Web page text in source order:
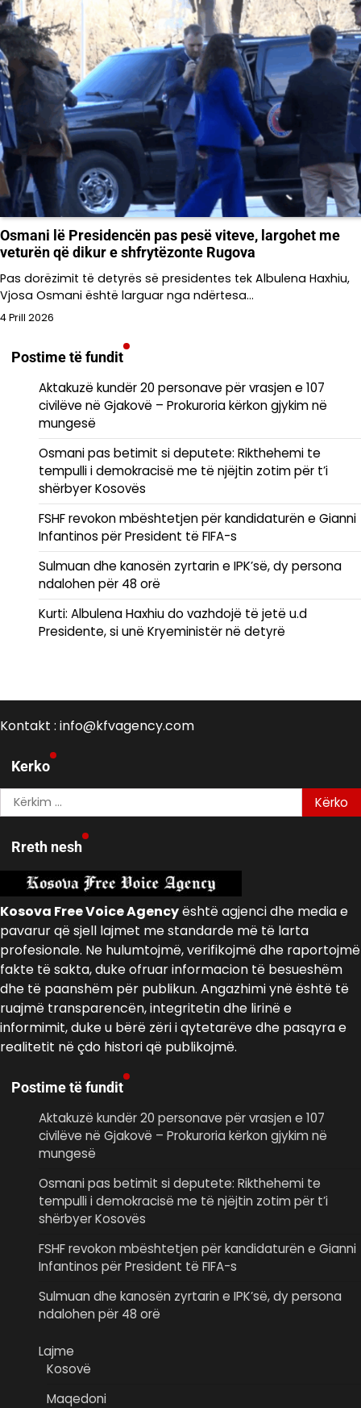
Osmani lë Presidencën pas pesë viteve, largohet me
veturën që dikur e shfrytëzonte Rugova
Pas dorëzimit të detyrës së presidentes tek Albulena Haxhiu,
Vjosa Osmani është larguar nga ndërtesa…
4 Prill 2026
Postime të fundit
Aktakuzë kundër 20 personave për vrasjen e 107
civilëve në Gjakovë – Prokuroria kërkon gjykim në
mungesë
Osmani pas betimit si deputete: Rikthehemi te
tempulli i demokracisë me të njëjtin zotim për t’i
shërbyer Kosovës
FSHF revokon mbështetjen për kandidaturën e Gianni
Infantinos për President të FIFA-s
Sulmuan dhe kanosën zyrtarin e IPK’së, dy persona
ndalohen për 48 orë
Kurti: Albulena Haxhiu do vazhdojë të jetë u.d
Presidente, si unë Kryeministër në detyrë
Kontakt : info@kfvagency.com
Kerko
Kërko
për:
Rreth nesh
Kosova Free Voice Agencyështë agjenci dhe media e
pavarur që sjell lajmet me standarde më të larta
profesionale. Ne hulumtojmë, verifikojmë dhe raportojmë
fakte të sakta, duke ofruar informacion të besueshëm
dhe të paanshëm për publikun. Angazhimi ynë është të
ruajmë transparencën, integritetin dhe lirinë e
informimit, duke u bërë zëri i qytetarëve dhe pasqyra e
realitetit në çdo histori që publikojmë.
Postime të fundit
Aktakuzë kundër 20 personave për vrasjen e 107
civilëve në Gjakovë – Prokuroria kërkon gjykim në
mungesë
Osmani pas betimit si deputete: Rikthehemi te
tempulli i demokracisë me të njëjtin zotim për t’i
shërbyer Kosovës
FSHF revokon mbështetjen për kandidaturën e Gianni
Infantinos për President të FIFA-s
Sulmuan dhe kanosën zyrtarin e IPK’së, dy persona
ndalohen për 48 orë
Lajme
Kosovë
Maqedoni